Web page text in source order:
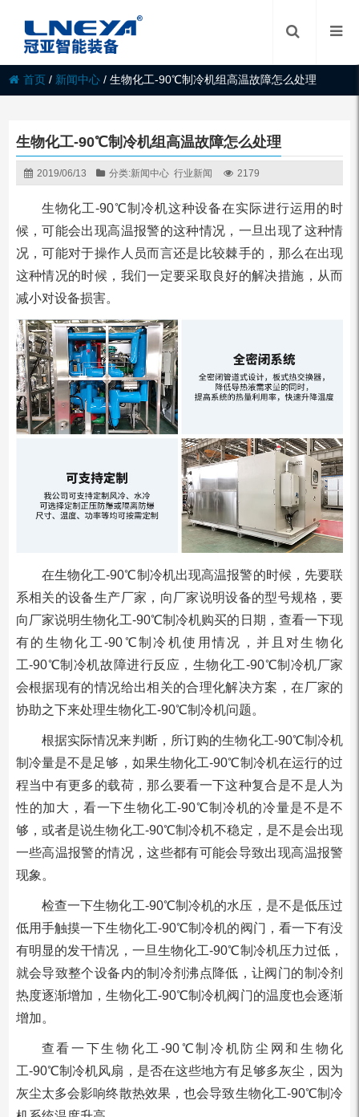
首页 / 新闻中心 /生物化工-90℃制冷机组高温故障怎么处理
生物化工-90℃制冷机组高温故障怎么处理
2019/06/13 分类:新闻中心 行业新闻 2179
生物化工-90℃制冷机这种设备在实际进行运用的时
候，可能会出现高温报警的这种情况，一旦出现了这种情
况，可能对于操作人员而言还是比较棘手的，那么在出现
这种情况的时候，我们一定要采取良好的解决措施，从而
减小对设备损害。
在生物化工-90℃制冷机出现高温报警的时候，先要联
系相关的设备生产厂家，向厂家说明设备的型号规格，要
向厂家说明生物化工-90℃制冷机购买的日期，查看一下现
有的生物化工-90℃制冷机使用情况，并且对生物化
工-90℃制冷机故障进行反应，生物化工-90℃制冷机厂家
会根据现有的情况给出相关的合理化解决方案，在厂家的
协助之下来处理生物化工-90℃制冷机问题。
根据实际情况来判断，所订购的生物化工-90℃制冷机
制冷量是不是足够，如果生物化工-90℃制冷机在运行的过
程当中有更多的载荷，那么要看一下这种复合是不是人为
性的加大，看一下生物化工-90℃制冷机的冷量是不是不
够，或者是说生物化工-90℃制冷机不稳定，是不是会出现
一些高温报警的情况，这些都有可能会导致出现高温报警
现象。
检查一下生物化工-90℃制冷机的水压，是不是低压过
低用手触摸一下生物化工-90℃制冷机的阀门，看一下有没
有明显的发干情况，一旦生物化工-90℃制冷机压力过低，
就会导致整个设备内的制冷剂沸点降低，让阀门的制冷剂
热度逐渐增加，生物化工-90℃制冷机阀门的温度也会逐渐
增加。
查看一下生物化工-90℃制冷机防尘网和生物化
工-90℃制冷机风扇，是否在这些地方有足够多灰尘，因为
灰尘太多会影响终散热效果，也会导致生物化工-90℃制冷